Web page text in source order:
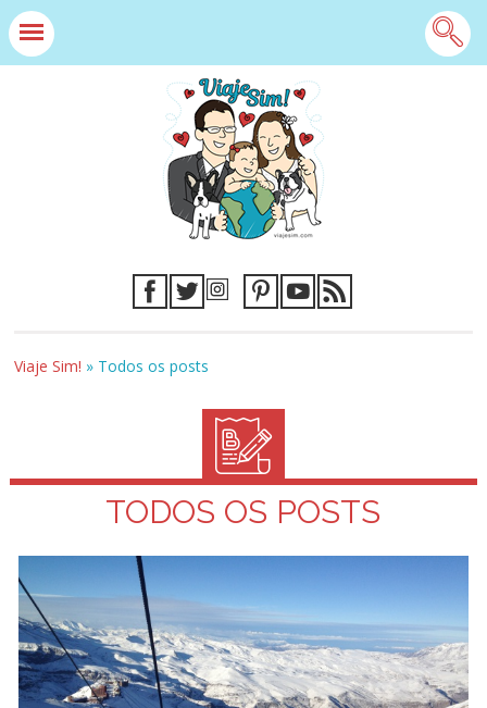
Viaje Sim! » Todos os posts
TODOS OS POSTS